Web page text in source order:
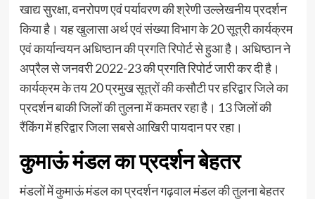
खाद्य सुरक्षा, वनरोपण एवं पर्यावरण की श्रेणी उल्लेखनीय प्रदर्शन
किया है। यह खुलासा अर्थ एवं संख्या विभाग के 20 सूत्री कार्यक्रम
एवं कार्यान्वयन अधिष्ठान की प्रगति रिपोर्ट से हुआ है। अधिष्ठान ने
अप्रैल से जनवरी 2022-23 की प्रगति रिपोर्ट जारी कर दी है।
कार्यक्रम के तय 20 प्रमुख सूत्रों की कसौटी पर हरिद्वार जिले का
प्रदर्शन बाकी जिलों की तुलना में कमतर रहा है। 13 जिलों की
रैंकिंग में हरिद्वार जिला सबसे आखिरी पायदान पर रहा।
कुमाऊं मंडल का प्रदर्शन बेहतर
मंडलों में कुमाऊं मंडल का प्रदर्शन गढ़वाल मंडल की तुलना बेहतर